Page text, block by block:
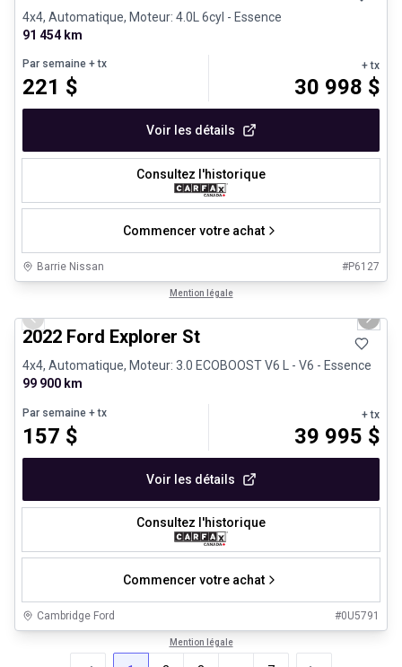
4x4, Automatique, Moteur: 4.0L 6cyl - Essence
91 454 km
Par semaine + tx
221 $
+ tx
30 998 $
Voir les détails
Consultez l'historique
Commencer votre achat
Barrie Nissan #P6127
Mention légale
Previous slide Next
2022 Ford Explorer St
4x4, Automatique, Moteur: 3.0 ECOBOOST V6 L - V6 - Essence
99 900 km
Par semaine + tx
157 $
+ tx
39 995 $
Voir les détails
Consultez l'historique
Commencer votre achat
Cambridge Ford #0U5791
Mention légale